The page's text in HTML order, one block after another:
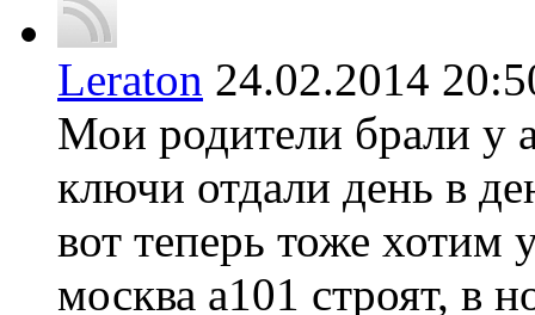
Leraton 24.02.2014
Мои родители брали у
ключи отдали день в
вот теперь тоже хотим
москва а101 строят, в